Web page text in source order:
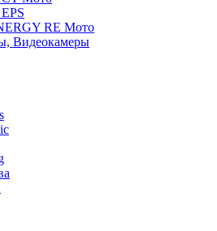
RE Мото
Видеокамеры